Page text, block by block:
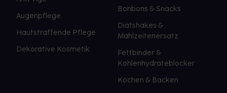
Augenpflege
Hautstraffende Pflege
Dekorative Kosmetik
Bonbons & Snacks
Diätshakes &
Mahlzeitenersatz
Fettbinder &
Kohlenhydrateblocker
Kochen & Backen